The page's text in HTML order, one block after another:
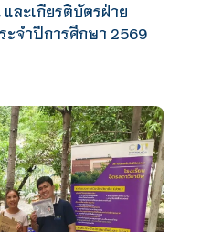
ละเกียรติบัตรฝ่าย
ะจำปีการศึกษา 2569